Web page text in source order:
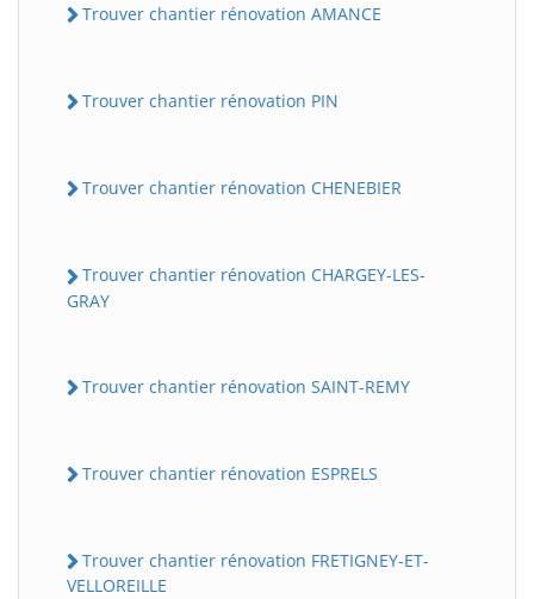
Trouver chantier rénovation AMANCE
Trouver chantier rénovation PIN
Trouver chantier rénovation CHENEBIER
Trouver chantier rénovation CHARGEY-LES-
GRAY
Trouver chantier rénovation SAINT-REMY
Trouver chantier rénovation ESPRELS
Trouver chantier rénovation FRETIGNEY-ET-
VELLOREILLE